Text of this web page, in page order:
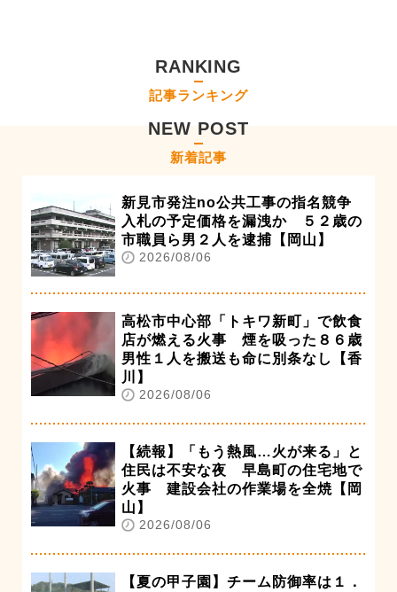
RANKING
記事ランキング
NEW POST
新着記事
新見市発注no公共工事の指名競争
入札の予定価格を漏洩か ５２歳の
市職員ら男２人を逮捕【岡山】
2026/08/06
高松市中心部「トキワ新町」で飲食
店が燃える火事 煙を吸った８６歳
男性１人を搬送も命に別条なし【香
川】
2026/08/06
【続報】「もう熱風…火が来る」と
住民は不安な夜 早島町の住宅地で
火事 建設会社の作業場を全焼【岡
山】
2026/08/06
【夏の甲子園】チーム防御率は１．